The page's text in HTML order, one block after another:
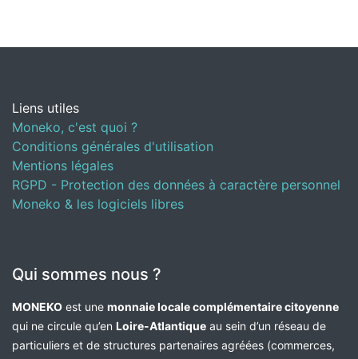
Liens utiles
Moneko, c'est quoi ?
Conditions générales d'utilisation
Mentions légales
RGPD - Protection des données à caractère personnel
Moneko & les logiciels libres
Qui sommes nous ?
MONEKO est une monnaie locale complémentaire citoyenne
qui ne circule qu’en Loire-Atlantique au sein d’un réseau de
particuliers et de structures partenaires agréées (commerces,